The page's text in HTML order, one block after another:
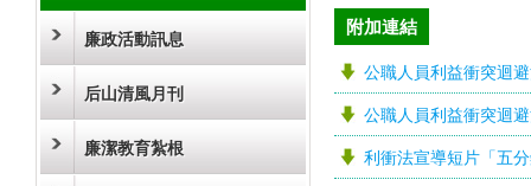
廉政活動訊息
后山清風月刊
廉潔教育紮根
附加連結
公職人員利益衝突迴
公職人員利益衝突迴
利衝法宣導短片「五